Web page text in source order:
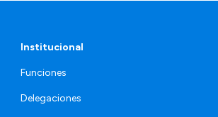
Institucional
Funciones
Delegaciones